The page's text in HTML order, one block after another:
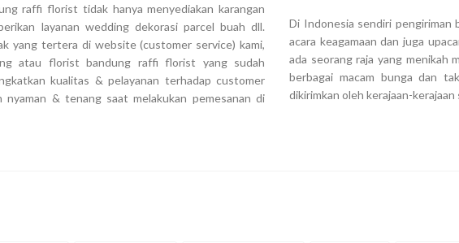
raffi florist tidak hanya menyediakan karangan
layanan wedding dekorasi parcel buah dll.
yang tertera di website (customer service) kami,
atau florist bandung raffi florist yang sudah
kualitas & pelayanan terhadap customer
nyaman & tenang saat melakukan pemesanan di
Di Indonesia sendiri pengiriman
acara keagamaan dan juga
ada seorang raja yang menikah
berbagai macam bunga dan
dikirimkan oleh kerajaan-